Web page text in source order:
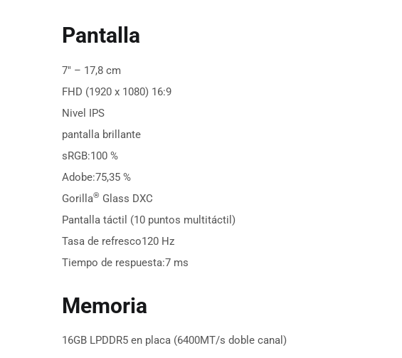
Pantalla
7″ – 17,8 cm
FHD (1920 x 1080) 16:9
Nivel IPS
pantalla brillante
sRGB:100 %
Adobe:75,35 %
Gorilla® Glass DXC
Pantalla táctil (10 puntos multitáctil)
Tasa de refresco120 Hz
Tiempo de respuesta:7 ms
Memoria
16GB LPDDR5 en placa (6400MT/s doble canal)